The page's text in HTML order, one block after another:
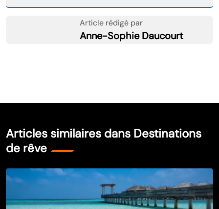
Article rédigé par
Anne-Sophie Daucourt
Articles similaires dans Destinations
de rêve